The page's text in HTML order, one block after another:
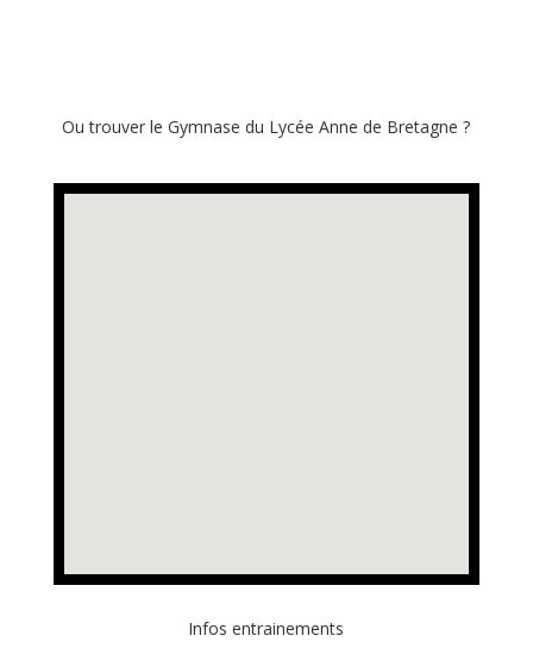
Ou trouver le Gymnase du Lycée Anne de Bretagne ?
Infos entrainements